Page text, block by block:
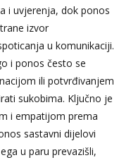
oslobodi
i uvjerenja, dok ponos
izvor
u komunikaciji.
i ponos često se
ili potvrđivanjem
sukobima. Ključno je
i empatijom prema
sastavni dijelovi
u paru prevazišli,